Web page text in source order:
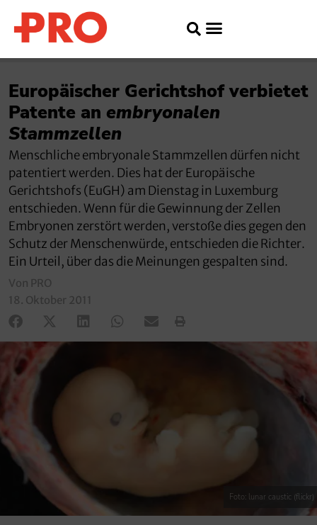
Europäischer Gerichtshof verbietet
Patente an embryonalen
Stammzellen
Menschliche embryonale Stammzellen dürfen nicht
patentiert werden. Dies hat der Europäische
Gerichtshofs (EuGH) am Dienstag in Luxemburg
entschieden. Wenn für die Gewinnung der Zellen
Embryonen zerstört werden, verstoße dies gegen den
Schutz der Menschenwürde, entschieden die Richter.
Ein Urteil, über das die Meinungen gespalten sind.
Von PRO
18. Oktober 2011
Foto: lunar caustic (flickr)